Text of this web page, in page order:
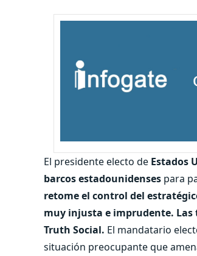
El presidente electo de Estados
barcos estadounidenses para
retome el control del
muy injusta e imprudente. Las
Truth Social. El mandatario
situación preocupante que